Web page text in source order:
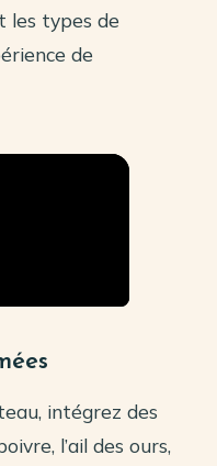
les types de
de
intégrez des
l’ail des ours,